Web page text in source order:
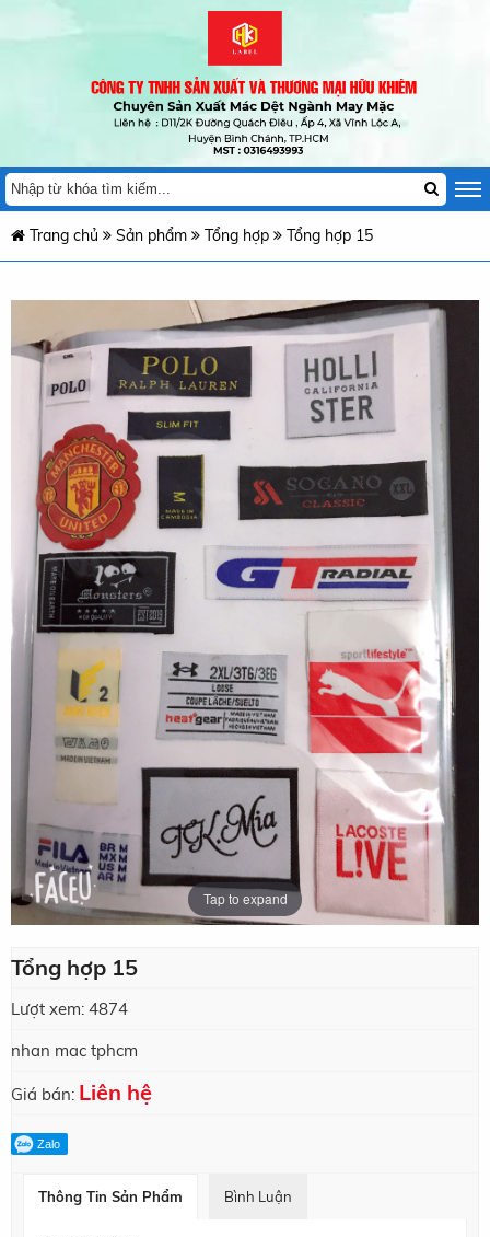
Trang chủ Sản phẩm Tổng hợp Tổng hợp 15
Tap to expand
Tổng hợp 15
Lượt xem: 4874
nhan mac tphcm
Giá bán: Liên hệ
Zalo
Thông Tin Sản Phẩm Bình Luận